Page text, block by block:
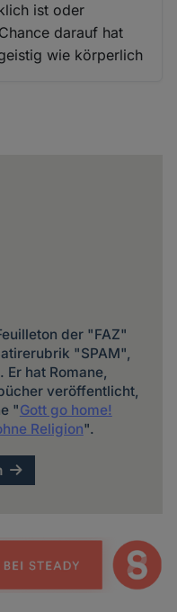
ist oder
darauf hat
wie körperlich
der "FAZ"
"SPAM",
hat Romane,
veröffentlicht,
"Gott go home!
Religion".